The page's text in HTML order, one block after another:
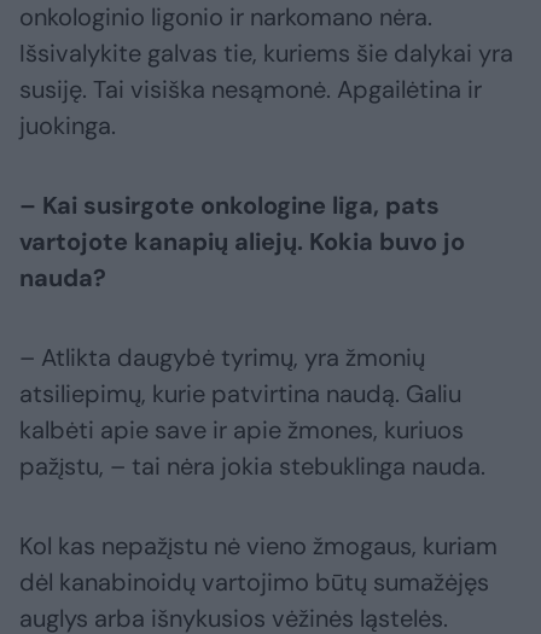
onkologinio ligonio ir narkomano nėra.
Išsivalykite galvas tie, kuriems šie dalykai yra
susiję. Tai visiška nesąmonė. Apgailėtina ir
juokinga.
– Kai susirgote onkologine liga, pats
vartojote kanapių aliejų. Kokia buvo jo
nauda?
– Atlikta daugybė tyrimų, yra žmonių
atsiliepimų, kurie patvirtina naudą. Galiu
kalbėti apie save ir apie žmones, kuriuos
pažįstu, – tai nėra jokia stebuklinga nauda.
Kol kas nepažįstu nė vieno žmogaus, kuriam
dėl kanabinoidų vartojimo būtų sumažėjęs
auglys arba išnykusios vėžinės ląstelės.